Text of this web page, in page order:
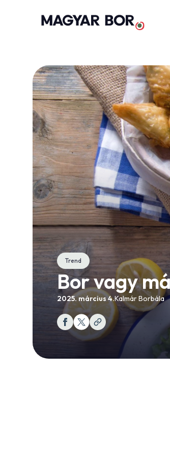
Trend
Bor vagy
2025. március 4.Kalmár Borbála